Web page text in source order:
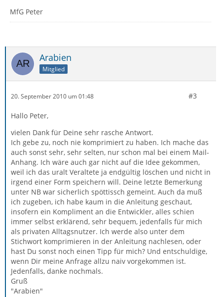
MfG Peter
Arabien
Mitglied
20. September 2010 um 01:48 #3
Hallo Peter,
vielen Dank für Deine sehr rasche Antwort.
Ich gebe zu, noch nie komprimiert zu haben. Ich mache das
auch sonst sehr, sehr selten, nur schon mal bei einem Mail-
Anhang. Ich wäre auch gar nicht auf die Idee gekommen,
weil ich das uralt Veraltete ja endgültig löschen und nicht in
irgend einer Form speichern will. Deine letzte Bemerkung
unter NB war sicherlich spöttissch gemeint. Auch da muß
ich zugeben, ich habe kaum in die Anleitung geschaut,
insofern ein Kompliment an die Entwickler, alles schien
immer selbst erklärend, sehr bequem, jedenfalls für mich
als privaten Alltagsnutzer. Ich werde also unter dem
Stichwort komprimieren in der Anleitung nachlesen, oder
hast Du sonst noch einen Tipp für mich? Und entschuldige,
wenn Dir meine Anfrage allzu naiv vorgekommen ist.
Jedenfalls, danke nochmals.
Gruß
"Arabien"